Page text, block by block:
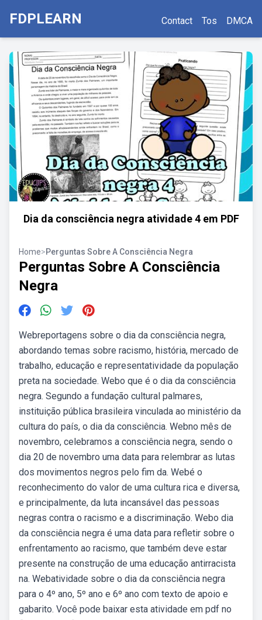
FDPLEARN Contact Tos DMCA
Dia da consciência negra atividade 4 em PDF
Home>Perguntas Sobre A Consciência Negra
Perguntas Sobre A Consciência
Negra
Webreportagens sobre o dia da consciência negra,
abordando temas sobre racismo, história, mercado de
trabalho, educação e representatividade da população
preta na sociedade. Webo que é o dia da consciência
negra. Segundo a fundação cultural palmares,
instituição pública brasileira vinculada ao ministério da
cultura do país, o dia da consciência. Webno mês de
novembro, celebramos a consciência negra, sendo o
dia 20 de novembro uma data para relembrar as lutas
dos movimentos negros pelo fim da. Webé o
reconhecimento do valor de uma cultura rica e diversa,
e principalmente, da luta incansável das pessoas
negras contra o racismo e a discriminação. Webo dia
da consciência negra é uma data para refletir sobre o
enfrentamento ao racismo, que também deve estar
presente na construção de uma educação antirracista
na. Webatividade sobre o dia da consciência negra
para o 4º ano, 5º ano e 6º ano com texto de apoio e
gabarito. Você pode baixar esta atividade em pdf no